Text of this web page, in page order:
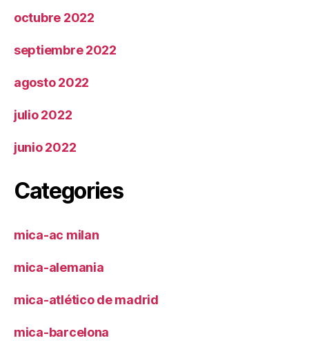
octubre 2022
septiembre 2022
agosto 2022
julio 2022
junio 2022
Categories
mica-ac milan
mica-alemania
mica-atlético de madrid
mica-barcelona